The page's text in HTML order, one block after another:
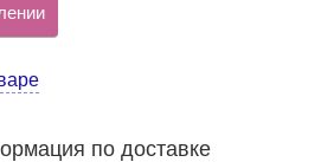
по доставке